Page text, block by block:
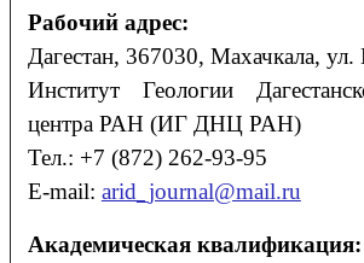
Рабочий адрес:
Дагестан, 367030, Махачкала,
Институт Геологии
центра РАН (ИГ ДНЦ РАН)
Тел.: +7 (872) 262-93-95
E-mail: arid_journal@mail.ru
Академическая квалификация: